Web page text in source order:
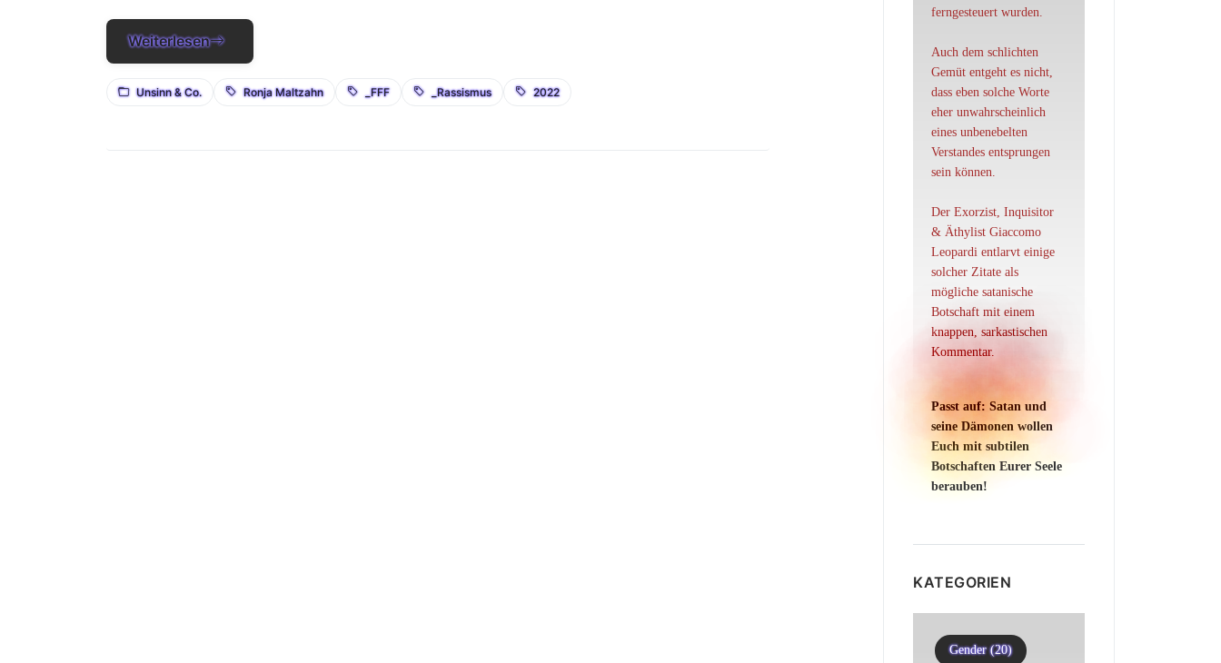
Weiterlesen
Unsinn & Co. Ronja Maltzahn _FFF _Rassismus 2022
ferngesteuert wurden.
Auch dem schlichten
Gemüt entgeht es nicht,
dass eben solche Worte
eher unwahrscheinlich
eines unbenebelten
Verstandes entsprungen
sein können.
Der Exorzist, Inquisitor
& Äthylist Giaccomo
Leopardi entlarvt einige
solcher Zitate als
mögliche satanische
Botschaft mit einem
knappen, sarkastischen
Kommentar.
Passt auf: Satan und
seine Dämonen wollen
Euch mit subtilen
Botschaften Eurer Seele
berauben!
KATEGORIEN
Gender (20)